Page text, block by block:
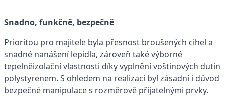
Snadno, funkčně, bezpečně
Prioritou pro majitele byla přesnost broušených cihel a
snadné nanášení lepidla, zároveň také výborné
tepelněizolační vlastnosti díky vyplnění voštinových dutin
polystyrenem. S ohledem na realizaci byl zásadní i důvod
bezpečné manipulace s rozměrově přijatelnými prvky.